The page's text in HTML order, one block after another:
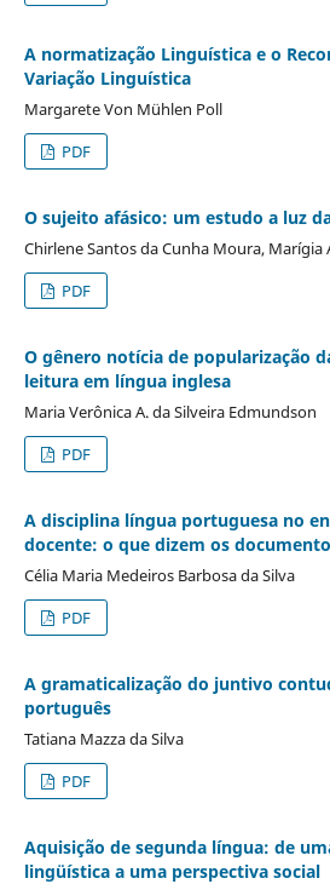
A normatização Linguística e o
Variação Linguística
Margarete Von Mühlen Poll
PDF
O sujeito afásico: um estudo a luz
Chirlene Santos da Cunha Moura,
PDF
O gênero notícia de popularização
leitura em língua inglesa
Maria Verônica A. da Silveira Edmundson
PDF
A disciplina língua portuguesa no
docente: o que dizem os
Célia Maria Medeiros Barbosa da Silva
PDF
A gramaticalização do juntivo
português
Tatiana Mazza da Silva
PDF
Aquisição de segunda língua: de
lingüística a uma perspectiva social